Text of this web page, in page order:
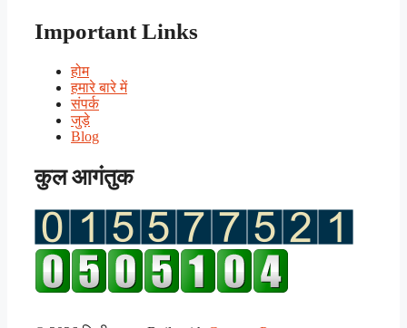
Important Links
होम
हमारे बारे में
संपर्क
जुड़े
Blog
कुल आगंतुक